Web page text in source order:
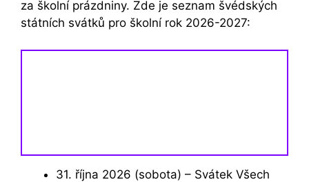
za školní prázdniny. Zde je seznam švédských
státních svátků pro školní rok 2026-2027:
31. října 2026 (sobota) – Svátek Všech